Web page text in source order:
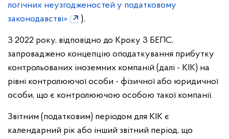
логічних неузгодженостей у податковому
законодавстві»
).
З 2022 року, відповідно до Кроку 3 БЕПС,
запроваджено концепцію оподаткування прибутку
контрольованих іноземних компаній (далі - КІК) на
рівні контролюючої особи - фізичної або юридичної
особи, що є контролюючою особою такої компанії.
Звітним (податковим) періодом для КІК є
календарний рік або інший звітний період, що